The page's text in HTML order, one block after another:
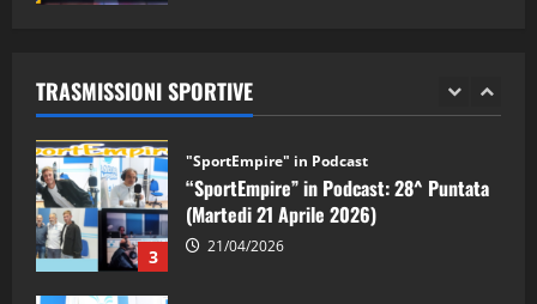
TRASMISSIONI SPORTIVE
2 28/04/2026
3
"SportEmpire" in Podcast
“SportEmpire” in Podcast: 28^ Puntata
(Martedi 21 Aprile 2026)
21/04/2026